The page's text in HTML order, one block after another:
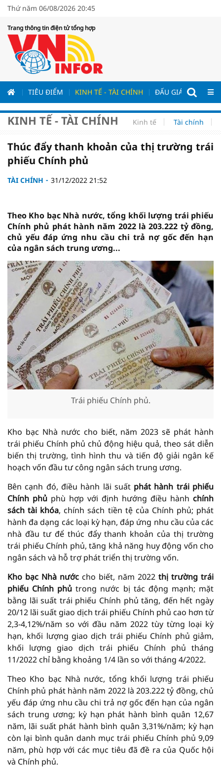
Thứ năm 06/08/2026 20:45
Trang thông tin điện tử tổng hợp
TIÊU ĐIỂM KINH TẾ - TÀI CHÍNH ĐẤU GIÁ - ĐẤU
KINH TẾ - TÀI CHÍNH Kinh tế Tài chính
Thúc đẩy thanh khoản của thị trường trái
phiếu Chính phủ
TÀI CHÍNH 31/12/2022 21:52
Theo Kho bạc Nhà nước, tổng khối lượng trái phiếu
Chính phủ phát hành năm 2022 là 203.222 tỷ đồng,
chủ yếu đáp ứng nhu cầu chi trả nợ gốc đến hạn
của ngân sách trung ương...
Trái phiếu Chính phủ.
Kho bạc Nhà nước cho biết, năm 2023 sẽ phát hành
trái phiếu Chính phủ chủ động hiệu quả, theo sát diễn
biến thị trường, tình hình thu và tiến độ giải ngân kế
hoạch vốn đầu tư công ngân sách trung ương.
Bên cạnh đó, điều hành lãi suất phát hành trái phiếu
Chính phủ phù hợp với định hướng điều hành chính
sách tài khóa, chính sách tiền tệ của Chính phủ; phát
hành đa dạng các loại kỳ hạn, đáp ứng nhu cầu của các
nhà đầu tư để thúc đẩy thanh khoản của thị trường
trái phiếu Chính phủ, tăng khả năng huy động vốn cho
ngân sách và hỗ trợ phát triển thị trường vốn.
Kho bạc Nhà nước cho biết, năm 2022 thị trường trái
phiếu Chính phủ trong nước bị tác động mạnh; mặt
bằng lãi suất trái phiếu Chính phủ tăng, đến hết ngày
20/12 lãi suất giao dịch trái phiếu Chính phủ cao hơn từ
2,3-4,12%/năm so với đầu năm 2022 tùy từng loại kỳ
hạn, khối lượng giao dịch trái phiếu Chính phủ giảm,
khối lượng giao dịch trái phiếu Chính phủ tháng
11/2022 chỉ bằng khoảng 1/4 lần so với tháng 4/2022.
Theo Kho bạc Nhà nước, tổng khối lượng trái phiếu
Chính phủ phát hành năm 2022 là 203.222 tỷ đồng, chủ
yếu đáp ứng nhu cầu chi trả nợ gốc đến hạn của ngân
sách trung ương; kỳ hạn phát hành bình quân 12,67
năm, lãi suất phát hành bình quân 3,31%/năm; kỳ hạn
còn lại bình quân danh mục trái phiếu Chính phủ 9,09
năm, phù hợp với các mục tiêu đã đề ra của Quốc hội
và Chính phủ.